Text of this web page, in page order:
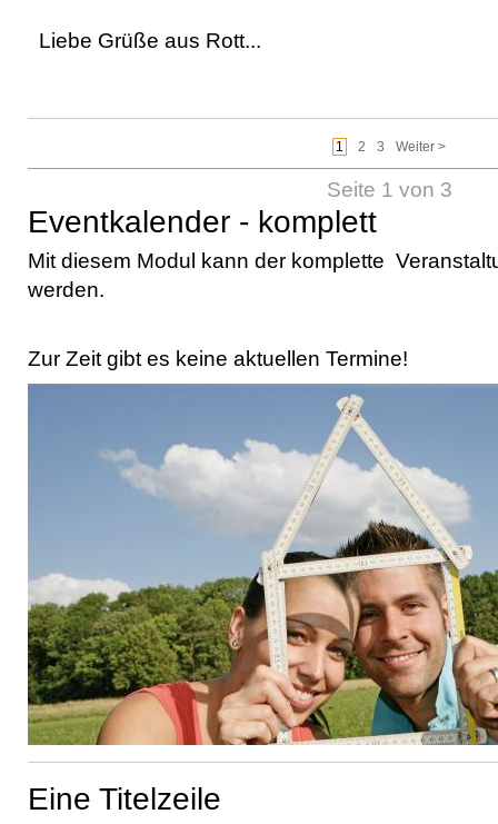
Liebe Grüße aus Rott...
1 2 3 Weiter >
Seite 1 von 3
Eventkalender - komplett
Mit diesem Modul kann der komplette
werden.
Zur Zeit gibt es keine aktuellen Termine!
Eine Titelzeile